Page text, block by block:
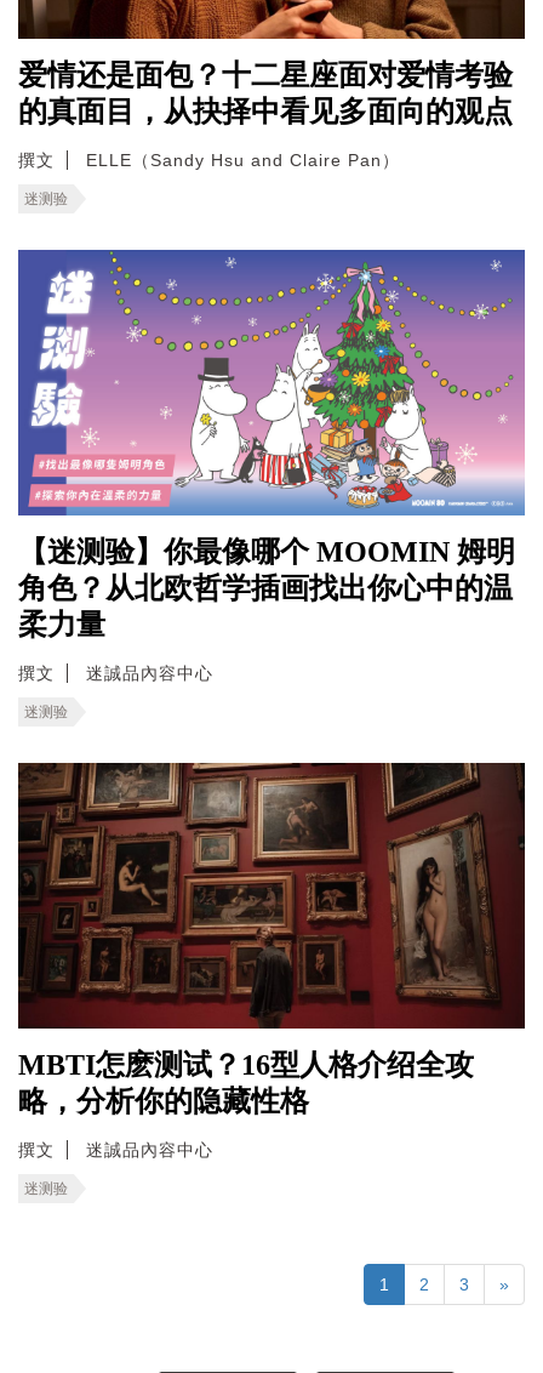
爱情还是面包？十二星座面对爱情考验
的真面目，从抉择中看见多面向的观点
撰文 ELLE（Sandy Hsu and Claire Pan）
迷测验
【迷测验】你最像哪个 MOOMIN 姆明
角色？从北欧哲学插画找出你心中的温
柔力量
撰文 迷誠品內容中心
迷测验
MBTI怎麽测试？16型人格介绍全攻
略，分析你的隐藏性格
撰文 迷誠品內容中心
迷测验
1 2 3 »